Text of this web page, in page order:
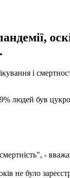
і
людей був
-
не було